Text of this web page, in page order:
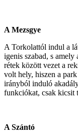
A Mezsgye
A Torkolattól indul a
igenis szabad, s
rétek között vezet a
volt hely, hiszen a
irányból induló
funkciókat, csak kicsit
A Szántó